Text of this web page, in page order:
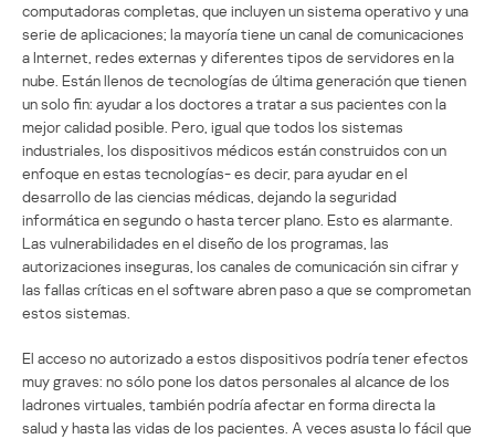
computadoras completas, que incluyen un sistema operativo y una
serie de aplicaciones; la mayoría tiene un canal de comunicaciones
a Internet, redes externas y diferentes tipos de servidores en la
nube. Están llenos de tecnologías de última generación que tienen
un solo fin: ayudar a los doctores a tratar a sus pacientes con la
mejor calidad posible. Pero, igual que todos los sistemas
industriales, los dispositivos médicos están construidos con un
enfoque en estas tecnologías- es decir, para ayudar en el
desarrollo de las ciencias médicas, dejando la seguridad
informática en segundo o hasta tercer plano. Esto es alarmante.
Las vulnerabilidades en el diseño de los programas, las
autorizaciones inseguras, los canales de comunicación sin cifrar y
las fallas críticas en el software abren paso a que se comprometan
estos sistemas.
El acceso no autorizado a estos dispositivos podría tener efectos
muy graves: no sólo pone los datos personales al alcance de los
ladrones virtuales, también podría afectar en forma directa la
salud y hasta las vidas de los pacientes. A veces asusta lo fácil que